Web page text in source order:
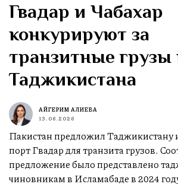
Гвадар и Чабахар
конкурируют за
транзитные грузы
Таджикистана
АЙГЕРИМ АЛИЕВА
13.06.2026
Пакистан предложил Таджикистану
порт Гвадар для транзита грузов.
предложение было представлено
чиновникам в Исламабаде в 2024